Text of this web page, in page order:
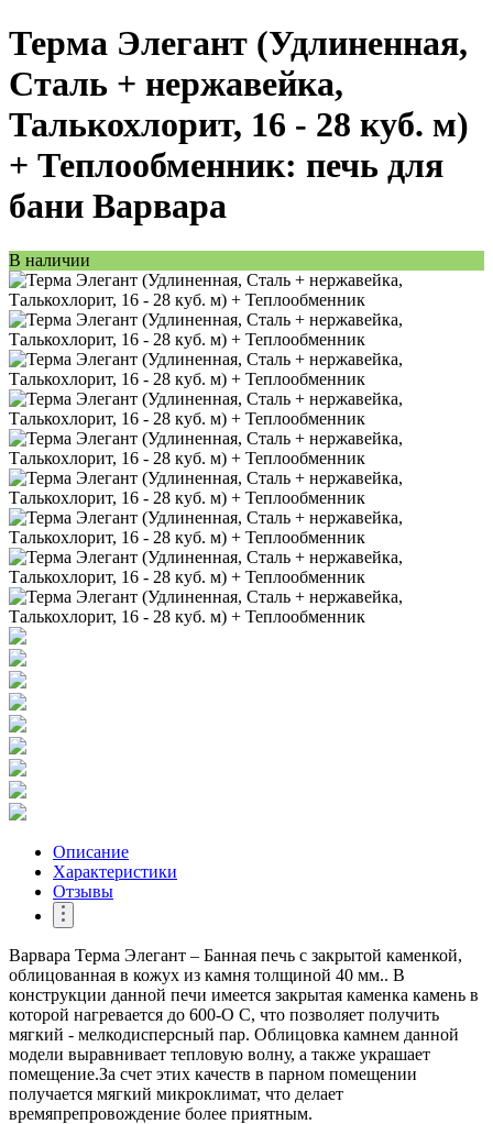
Терма Элегант (Удлиненная,
Сталь + нержавейка,
Талькохлорит, 16 - 28 куб. м)
+ Теплообменник: печь для
бани Варвара
В наличии
Описание
Характеристики
Отзывы
Варвара Терма Элегант – Банная печь с закрытой каменкой,
облицованная в кожух из камня толщиной 40 мм.. В
конструкции данной печи имеется закрытая каменка камень в
которой нагревается до 600-О С, что позволяет получить
мягкий - мелкодисперсный пар. Облицовка камнем данной
модели выравнивает тепловую волну, а также украшает
помещение.За счет этих качеств в парном помещении
получается мягкий микроклимат, что делает
времяпрепровождение более приятным.